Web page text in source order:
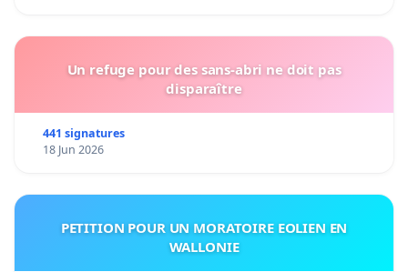
Un refuge pour des sans-abri ne doit pas
disparaître
441 signatures
18 Jun 2026
PETITION POUR UN MORATOIRE EOLIEN EN
WALLONIE